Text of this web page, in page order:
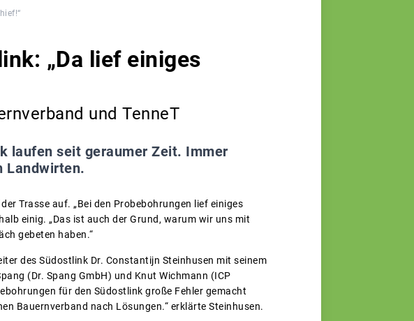
„Da lief einiges
und TenneT
laufen seit geraumer Zeit. Immer
Landwirten.
Trasse auf. „Bei den Probebohrungen lief einiges
einig. „Das ist auch der Grund, warum wir uns mit
gebeten haben.“
des Südostlink Dr. Constantijn Steinhusen mit seinem
(Dr. Spang GmbH) und Knut Wichmann (ICP
für den Südostlink große Fehler gemacht
Bauernverband nach Lösungen.“ erklärte Steinhusen.